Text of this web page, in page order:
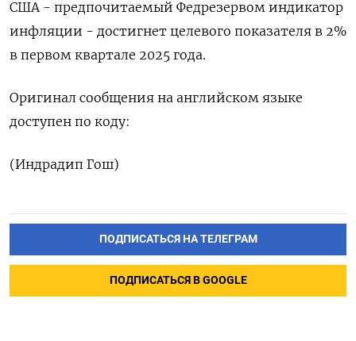
США - предпочитаемый Федрезервом индикатор
инфляции - достигнет целевого показателя в 2%
в первом квартале 2025 года.
Оригинал сообщения на английском языке
доступен по коду:
(Индрадип Гош)
ПОДПИСАТЬСЯ НА ТЕЛЕГРАМ
ПОДПИСАТЬСЯ В GOOGLE